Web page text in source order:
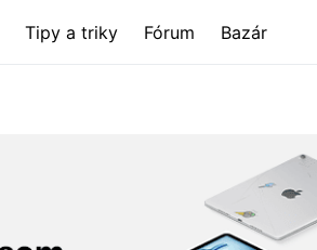
Tipy a triky Fórum Bazár